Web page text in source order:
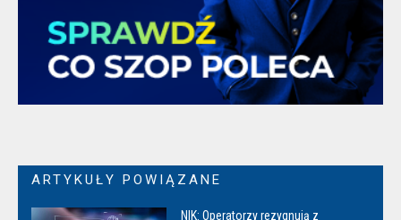
ARTYKUŁY POWIĄZANE
NIK: Operatorzy rezygnują z